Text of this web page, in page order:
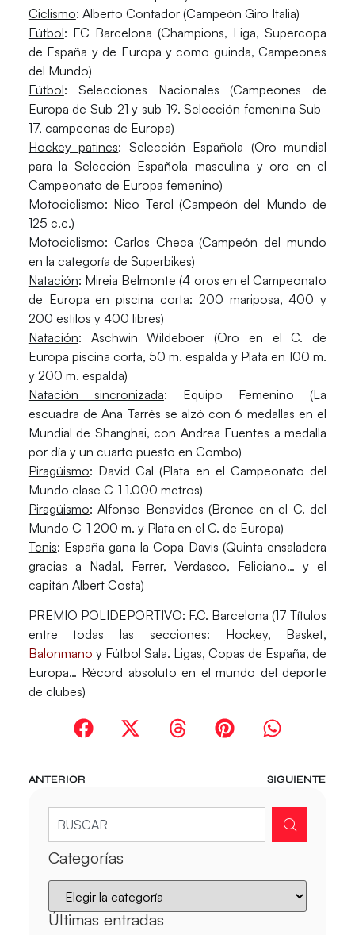
Ciclismo: Alberto Contador (Campeón Giro Italia)
Fútbol: FC Barcelona (Champions, Liga, Supercopa
de España y de Europa y como guinda, Campeones
del Mundo)
Fútbol: Selecciones Nacionales (Campeones de
Europa de Sub-21 y sub-19. Selección femenina Sub-
17, campeonas de Europa)
Hockey patines: Selección Española (Oro mundial
para la Selección Española masculina y oro en el
Campeonato de Europa femenino)
Motociclismo: Nico Terol (Campeón del Mundo de
125 c.c.)
Motociclismo: Carlos Checa (Campeón del mundo
en la categoría de Superbikes)
Natación: Mireia Belmonte (4 oros en el Campeonato
de Europa en piscina corta: 200 mariposa, 400 y
200 estilos y 400 libres)
Natación: Aschwin Wildeboer (Oro en el C. de
Europa piscina corta, 50 m. espalda y Plata en 100 m.
y 200 m. espalda)
Natación sincronizada: Equipo Femenino (La
escuadra de Ana Tarrés se alzó con 6 medallas en el
Mundial de Shanghai, con Andrea Fuentes a medalla
por día y un cuarto puesto en Combo)
Piragüismo: David Cal (Plata en el Campeonato del
Mundo clase C-1 1.000 metros)
Piragüismo: Alfonso Benavides (Bronce en el C. del
Mundo C-1 200 m. y Plata en el C. de Europa)
Tenis: España gana la Copa Davis (Quinta ensaladera
gracias a Nadal, Ferrer, Verdasco, Feliciano… y el
capitán Albert Costa)
PREMIO POLIDEPORTIVO: F.C. Barcelona (17 Títulos
entre todas las secciones: Hockey, Basket,
Balonmano y Fútbol Sala. Ligas, Copas de España, de
Europa… Récord absoluto en el mundo del deporte
de clubes)
ANTERIOR SIGUIENTE
Categorías
Últimas entradas